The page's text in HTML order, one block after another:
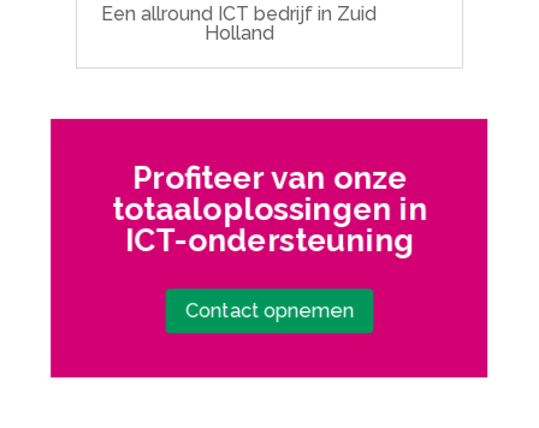
Een allround ICT bedrijf in Zuid
Holland
Profiteer van onze
totaaloplossingen in
ICT-ondersteuning
Contact opnemen